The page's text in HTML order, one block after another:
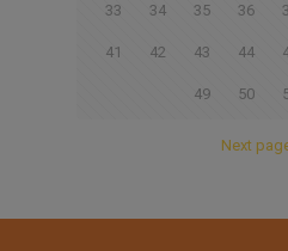
33 34 35 36
41 42 43 44
49 50
Next